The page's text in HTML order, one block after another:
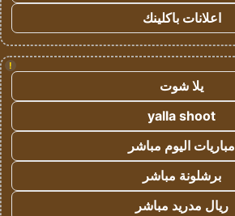
اعلانات باكلينك
!
يلا شوت
yalla shoot
مباريات اليوم مباشر
برشلونة مباشر
ريال مدريد مباشر